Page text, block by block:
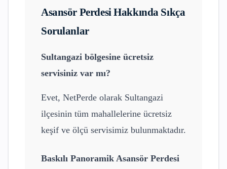
Asansör PerdesiHakkında Sıkça
Sorulanlar
Sultangazi bölgesine ücretsiz
servisiniz var mı?
Evet, NetPerde olarak Sultangazi
ilçesinin tüm mahallelerine ücretsiz
keşif ve ölçü servisimiz bulunmaktadır.
Baskılı Panoramik Asansör Perdesi